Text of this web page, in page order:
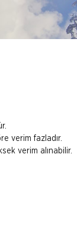
verim fazladır.
verim alınabilir.